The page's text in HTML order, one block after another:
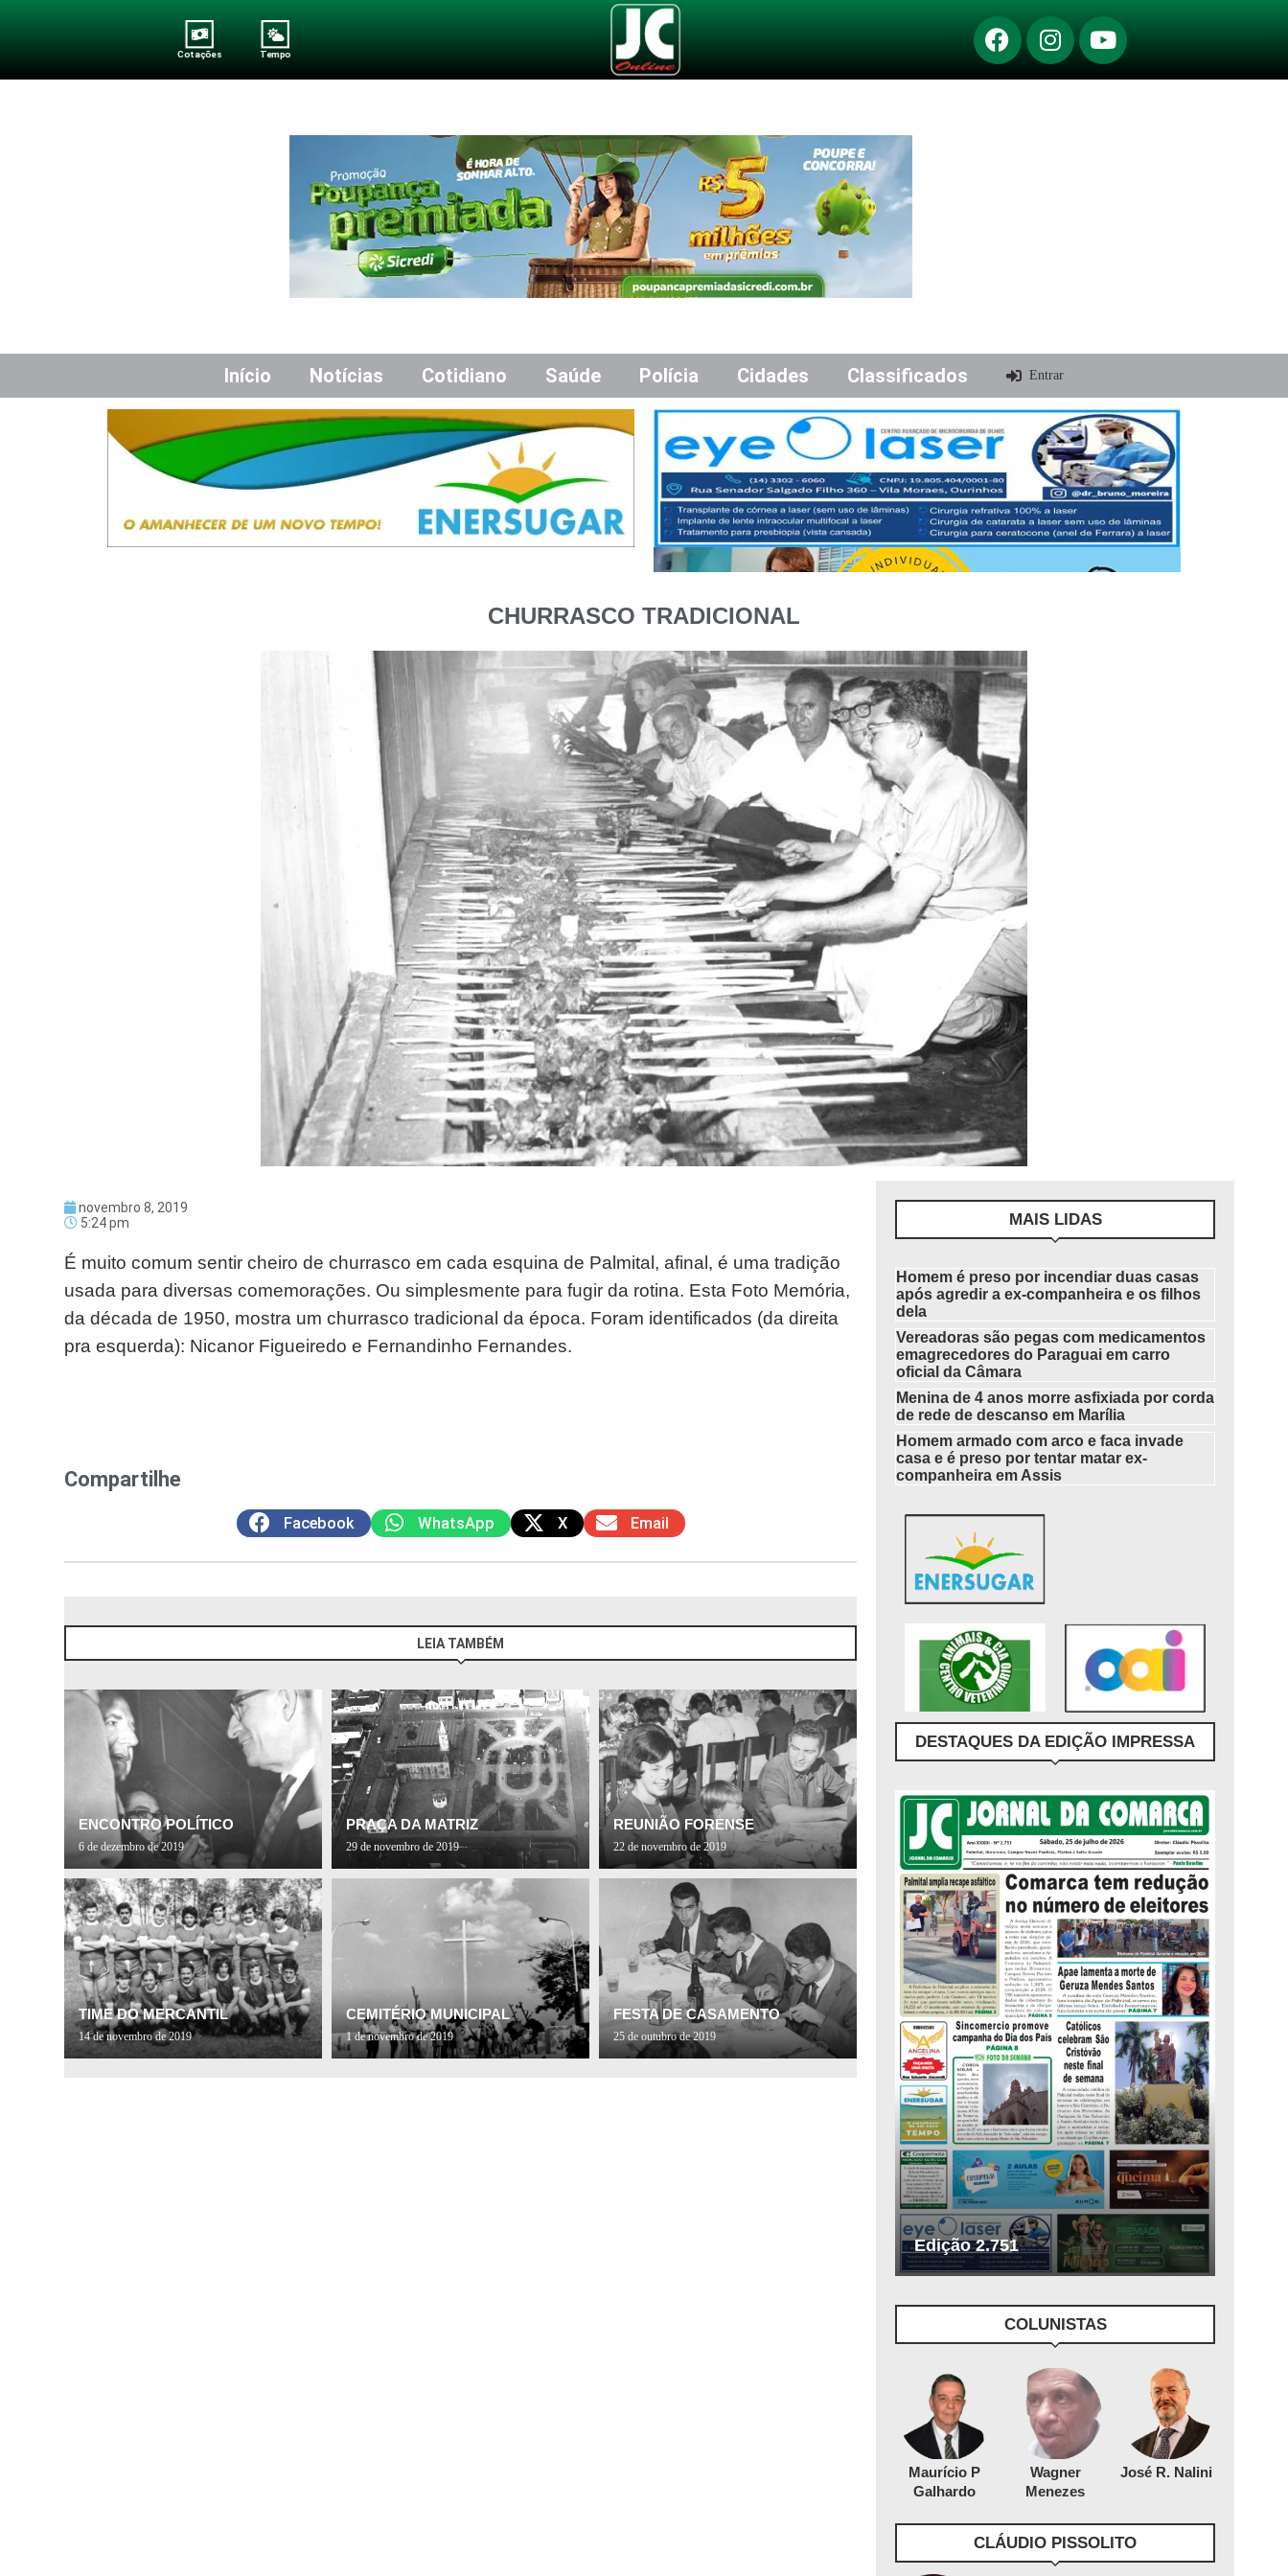
Cotações Tempo
Início Notícias Cotidiano Saúde Polícia Cidades Classificados Entrar
CHURRASCO TRADICIONAL
novembro 8, 2019
5:24 pm
É muito comum sentir cheiro de churrasco em cada esquina de Palmital, afinal, é uma tradição
usada para diversas comemorações. Ou simplesmente para fugir da rotina. Esta Foto Memória,
da década de 1950, mostra um churrasco tradicional da época. Foram identificados (da direita
pra esquerda): Nicanor Figueiredo e Fernandinho Fernandes.
Compartilhe
Facebook WhatsApp X Email
LEIA TAMBÉM
ENCONTRO POLÍTICO
6 de dezembro de 2019
PRAÇA DA MATRIZ
29 de novembro de 2019
REUNIÃO FORENSE
22 de novembro de 2019
TIME DO MERCANTIL
14 de novembro de 2019
CEMITÉRIO MUNICIPAL
1 de novembro de 2019
FESTA DE CASAMENTO
25 de outubro de 2019
MAIS LIDAS
Homem é preso por incendiar duas casas
após agredir a ex-companheira e os filhos
dela
Vereadoras são pegas com medicamentos
emagrecedores do Paraguai em carro
oficial da Câmara
Menina de 4 anos morre asfixiada por corda
de rede de descanso em Marília
Homem armado com arco e faca invade
casa e é preso por tentar matar ex-
companheira em Assis
DESTAQUES DA EDIÇÃO IMPRESSA
Edição 2.751
COLUNISTAS
Maurício P
Galhardo
Wagner
Menezes
José R. Nalini
CLÁUDIO PISSOLITO